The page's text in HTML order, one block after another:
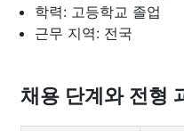
학력: 고등학교 졸업
근무 지역: 전국
채용 단계와 전형